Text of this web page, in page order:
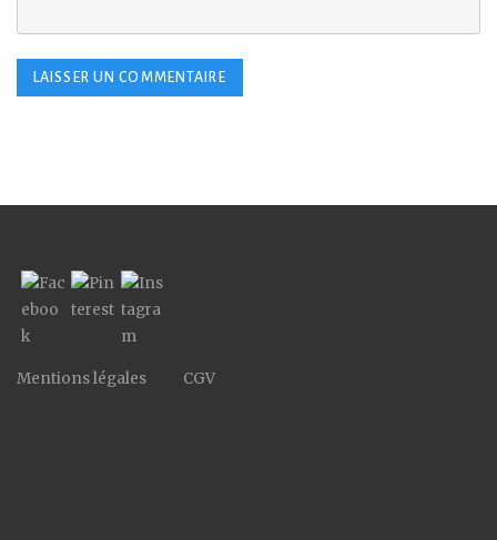
Mentions légales CGV